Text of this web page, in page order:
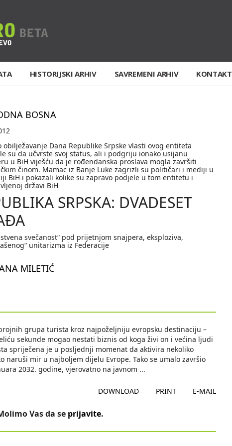
HISTORIJSKI ARHIV SAVREMENI ARHIV KONTAKT
BOSNA
obilježavanje Dana Republike Srpske vlasti ovog entiteta
su da učvrste svoj status, ali i podgriju ionako usijanu
u BiH viješću da je rođendanska proslava mogla završiti
činom. Mamac iz Banje Luke zagrizli su političari i mediji u
BiH i pokazali kolike su zapravo podjele u tom entitetu i
državi BiH
SRPSKA: DVADESET
svečanost“ pod prijetnjom snajpera, eksploziva,
unitarizma iz Federacije
MILETIĆ
grupa turista kroz najpoželjniju evropsku destinaciju –
sekunde mogao nestati biznis od koga živi on i većina ljudi
spriječena je u posljednji momenat da aktivira nekoliko
naruši mir u najboljem dijelu Evrope. Tako se umalo završio
2032. godine, vjerovatno na javnom ...
DOWNLOAD PRINT E-MAIL
Vas da se prijavite.